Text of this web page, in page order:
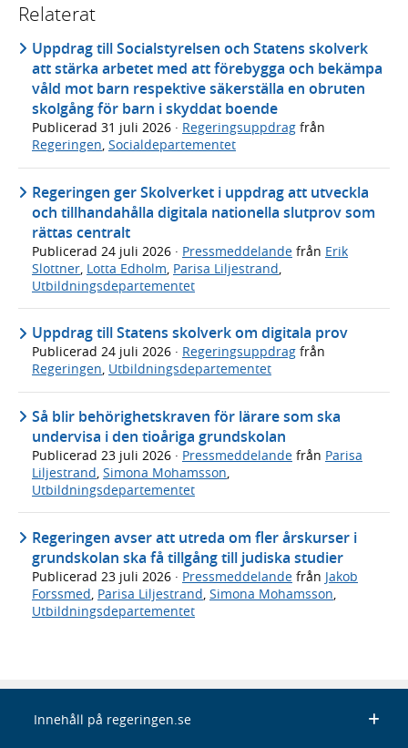
Relaterat
Uppdrag till Socialstyrelsen och Statens skolverk
att stärka arbetet med att förebygga och bekämpa
våld mot barn respektive säkerställa en obruten
skolgång för barn i skyddat boende
Publicerad 31 juli 2026 · Regeringsuppdrag från
Regeringen, Socialdepartementet
Regeringen ger Skolverket i uppdrag att utveckla
och tillhandahålla digitala nationella slutprov som
rättas centralt
Publicerad 24 juli 2026 · Pressmeddelande från Erik
Slottner, Lotta Edholm, Parisa Liljestrand,
Utbildningsdepartementet
Uppdrag till Statens skolverk om digitala prov
Publicerad 24 juli 2026 · Regeringsuppdrag från
Regeringen, Utbildningsdepartementet
Så blir behörighetskraven för lärare som ska
undervisa i den tioåriga grundskolan
Publicerad 23 juli 2026 · Pressmeddelande från Parisa
Liljestrand, Simona Mohamsson,
Utbildningsdepartementet
Regeringen avser att utreda om fler årskurser i
grundskolan ska få tillgång till judiska studier
Publicerad 23 juli 2026 · Pressmeddelande från Jakob
Forssmed Parisa Liljestrand Simona Mohamsson
Utbildningsdepartementet
Innehåll på regeringen.se